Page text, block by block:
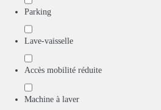
Parking
Lave-vaisselle
Accès mobilité réduite
Machine à laver